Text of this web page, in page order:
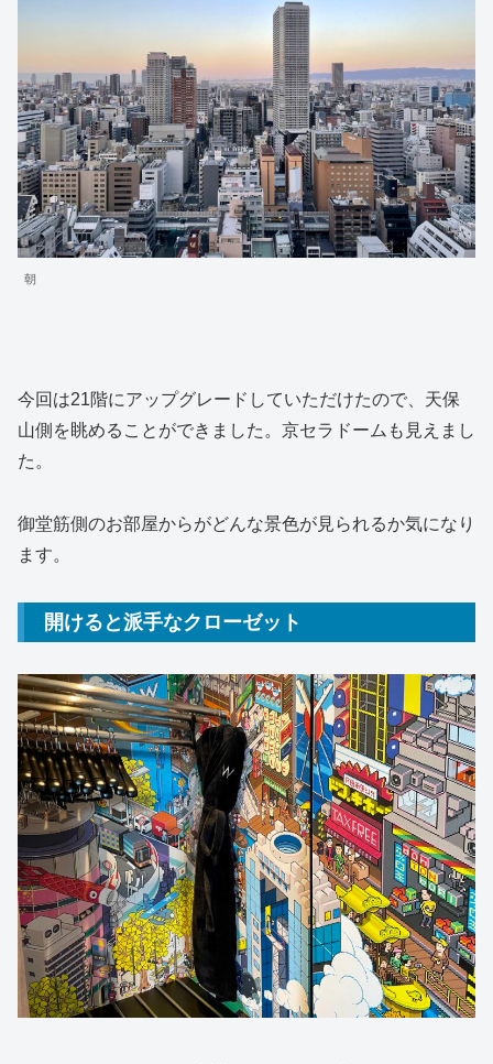
朝
今回は21階にアップグレードしていただけたので、天保
山側を眺めることができました。京セラドームも見えまし
た。
御堂筋側のお部屋からがどんな景色が見られるか気になり
ます。
開けると派手なクローゼット